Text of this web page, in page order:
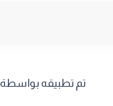
تم تطبيقه بواسطة